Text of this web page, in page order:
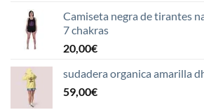
Camiseta negra de tirantes
7 chakras
20,00€
sudadera organica amarilla
59,00€